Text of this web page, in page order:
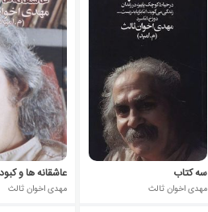
سه کتاب
مهدی اخوان ثالث
عاشقانه ها و
مهدی اخوان ثالث